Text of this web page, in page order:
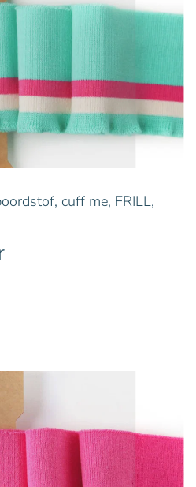
cuff me, FRILL,